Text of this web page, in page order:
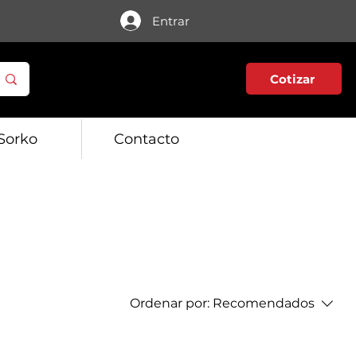
Entrar
Cotizar
Contacto
Ordenar por: Recomendados